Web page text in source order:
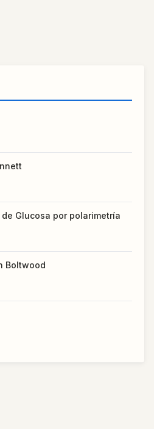
Glucosa por polarimetría
Boltwood